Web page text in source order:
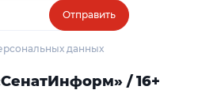
Отправить
данных
/ 16+